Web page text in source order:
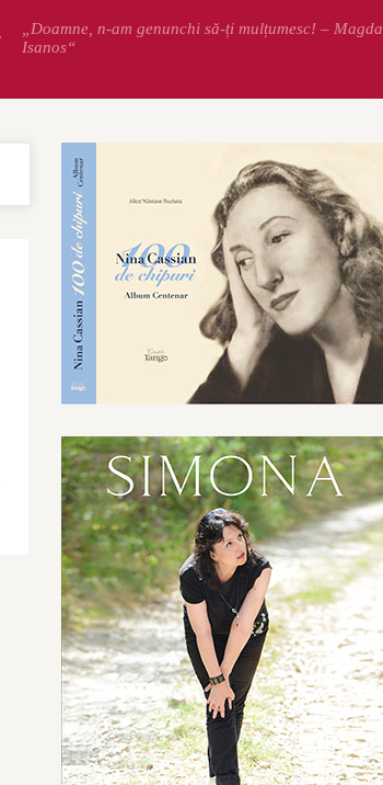
„Doamne, n-am genunchi să-ți mulțumesc! – Magda
Isanos“